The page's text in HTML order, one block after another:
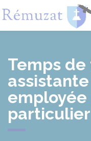
Temps
employée
particulier